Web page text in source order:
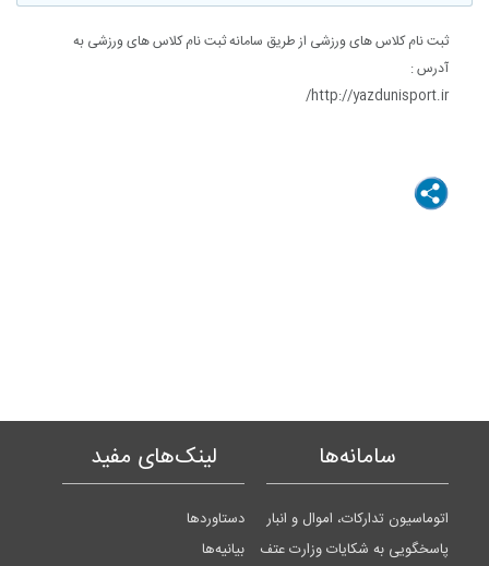
ثبت نام کلاس های ورزشی از طریق سامانه ثبت نام کلاس های ورزشی به
آدرس :
http://yazdunisport.ir/
سامانه‌ها
اتوماسیون تدارکات، اموال و انبار
پاسخگویی به شکایات وزارت عتف
لینک‌های مفید
دستاوردها
بیانیه‌ها